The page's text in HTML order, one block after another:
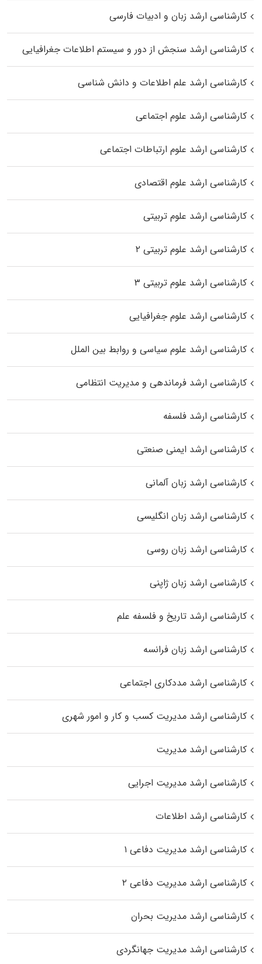
کارشناسی ارشد زبان و ادبیات فارسی
کارشناسی ارشد سنجش از دور و سیستم اطلاعات جغرافیایی
کارشناسی ارشد علم اطلاعات و دانش شناسی
کارشناسی ارشد علوم اجتماعی
کارشناسی ارشد علوم ارتباطات اجتماعی
کارشناسی ارشد علوم اقتصادی
کارشناسی ارشد علوم تربیتی
کارشناسی ارشد علوم تربیتی ۲
کارشناسی ارشد علوم تربیتی ۳
کارشناسی ارشد علوم جغرافیایی
کارشناسی ارشد علوم سیاسی و روابط بین الملل
کارشناسی ارشد فرماندهی و مدیریت انتظامی
کارشناسی ارشد فلسفه
کارشناسی ارشد ایمنی صنعتی
کارشناسی ارشد زبان آلمانی
کارشناسی ارشد زبان انگلیسی
کارشناسی ارشد زبان روسی
کارشناسی ارشد زبان ژاپنی
کارشناسی ارشد تاریخ و فلسفه علم
کارشناسی ارشد زبان فرانسه
کارشناسی ارشد مددکاری اجتماعی
کارشناسی ارشد مدیریت کسب و کار و امور شهری
کارشناسی ارشد مدیریت
کارشناسی ارشد مدیریت اجرایی
کارشناسی ارشد اطلاعات
کارشناسی ارشد مدیریت دفاعی ۱
کارشناسی ارشد مدیریت دفاعی ۲
کارشناسی ارشد مدیریت بحران
کارشناسی ارشد مدیریت جهانگردی